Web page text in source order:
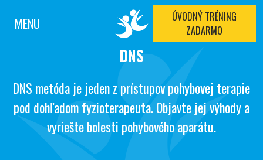
MENU
ÚVODNÝ TRÉNING
ZADARMO
DNS
DNS metóda je jeden z prístupov pohybovej terapie
pod dohľadom fyzioterapeuta. Objavte jej výhody a
vyriešte bolesti pohybového aparátu.